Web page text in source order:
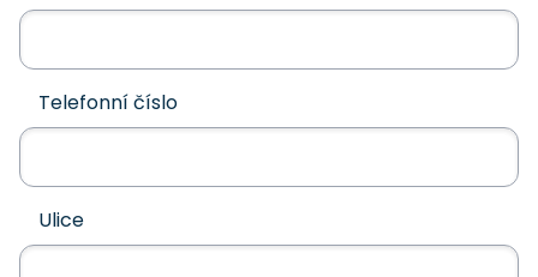
Telefonní číslo
Ulice